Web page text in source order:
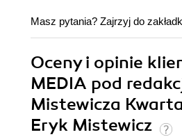
Masz pytania? Zajrzyj do
Oceny i opinie
MEDIA pod
Mistewicza
Eryk Mistewicz